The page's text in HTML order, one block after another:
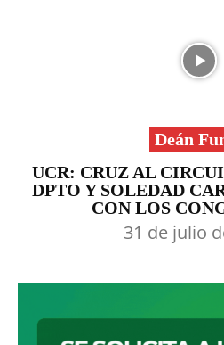
Deán
UCR: CRUZ AL
DPTO Y SOLEDAD
CON LOS
31 de julio